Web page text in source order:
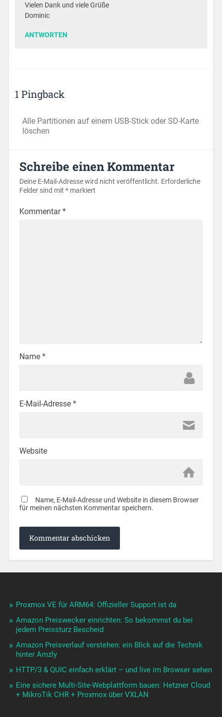
Vielen Dank und viele Grüße
Dominic
ANTWORTEN
1 Pingback
Alle Partitionen auf einem USB-Stick oder SD-Karte
löschen
Schreibe einen Kommentar
Deine E-Mail-Adresse wird nicht veröffentlicht. Erforderliche
Felder sind mit *markiert
Kommentar*
Name *
E-Mail-Adresse *
Website
Name, E-Mail-Adresse und Website in diesem Browser
für meinen nächsten Kommentar speichern.
Proxmox VE für ARM64: Offizieller Support ist da
Amazon Preiswecker einrichten: So bekommst du bei
jedem Preissturz Bescheid
Amazon Preisverlauf verstehen: ein Blick auf die Technik
hinter Amzly
HTTP/3 & QUIC einfach erklärt – und live im Browser sehen
Eine sichere Multi-Site-Webplattform bauen: Hetzner Cloud
+ MikroTik CHR + Proxmox über VXLAN